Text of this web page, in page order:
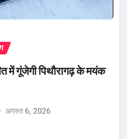
में गूंजेगी पिथौरागढ़ के मयंक
अगस्त 6, 2026